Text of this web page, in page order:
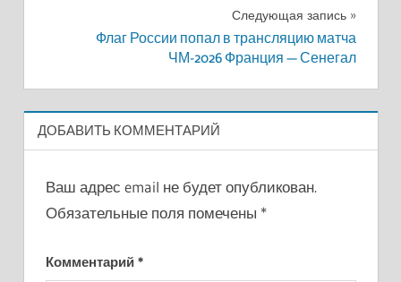
Следующая запись
Флаг России попал в трансляцию матча
ЧМ-2026 Франция — Сенегал
ДОБАВИТЬ КОММЕНТАРИЙ
Ваш адрес email не будет опубликован.
Обязательные поля помечены *
Комментарий *